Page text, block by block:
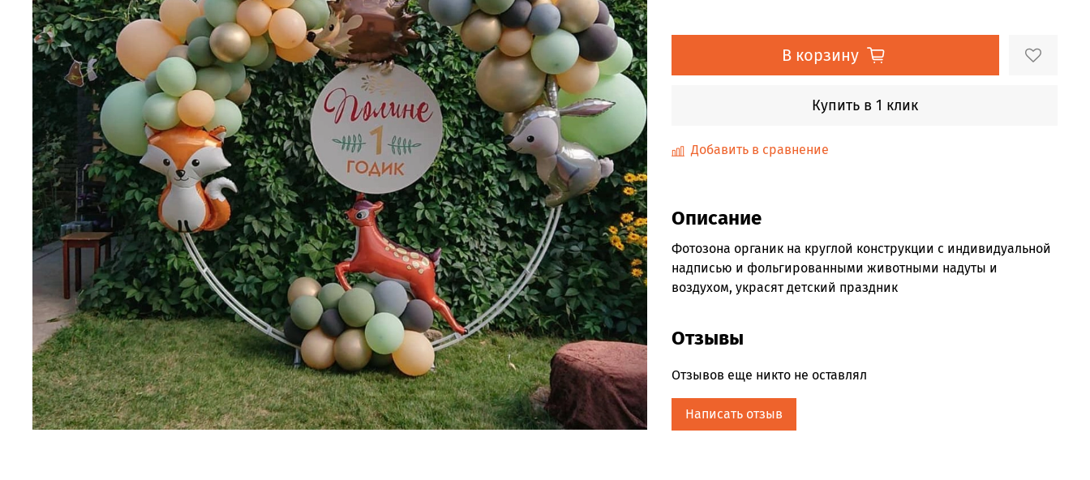
В корзину
Купить в 1 клик
Добавить в сравнение
Описание
Фотозона органик на круглой конструкции с индивидуальной
надписью и фольгированными животными надуты и
воздухом, украсят детский праздник
Отзывы
Отзывов еще никто не оставлял
Написать отзыв